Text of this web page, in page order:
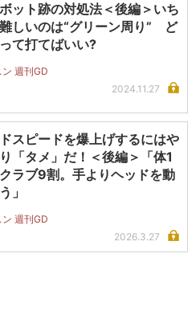
ット跡の対処法＜後編＞いち
しいのは“グリーン周り” ど
て打てばいい?
ン 週刊GD
2024.11.27
スピードを爆上げするにはや
「タメ」だ！＜後編＞「体1
ラブ9割。手よりヘッドを動
」
ン 週刊GD
2026.3.27